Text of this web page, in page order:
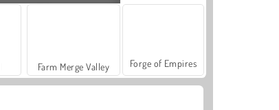
Farm Merge Valley Forge of Empires